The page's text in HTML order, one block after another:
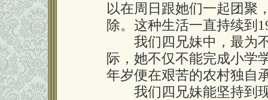
以在周日跟她们一起团聚
除。这种生活一直持续到
我们四兄妹中，最为不
际，她不仅不能完成小学
年岁便在艰苦的农村独自
我们四兄妹能坚持到现